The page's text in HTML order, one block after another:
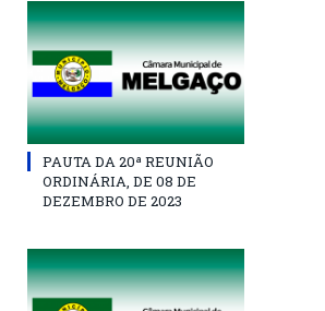
PAUTA DA 20ª REUNIÃO
ORDINÁRIA, DE 08 DE
DEZEMBRO DE 2023